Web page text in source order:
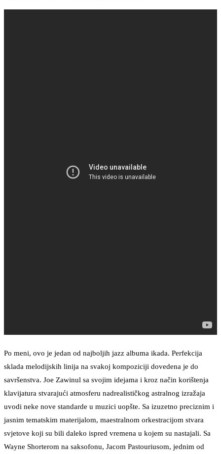
Po meni, ovo je jedan od najboljih jazz albuma ikada. Perfekcija
sklada melodijskih linija na svakoj kompoziciji dovedena je do
savršenstva. Joe Zawinul sa svojim idejama i kroz način korištenja
klavijatura stvarajući atmosferu nadrealističkog astralnog izražaja
uvodi neke nove standarde u muzici uopšte. Sa izuzetno preciznim i
jasnim tematskim materijalom, maestralnom orkestracijom stvara
svjetove koji su bili daleko ispred vremena u kojem su nastajali. Sa
Wayne Shorterom na saksofonu, Jacom Pastouriusom, jednim od